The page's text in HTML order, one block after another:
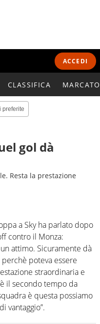
ACCEDI
CLASSIFICA
preferite
gol dà
Resta la prestazione
a Sky ha parlato dopo
contro il Monza:
attimo. Sicuramente dà
poteva essere
straordinaria e
il secondo tempo da
è questa possiamo
vantaggio”.